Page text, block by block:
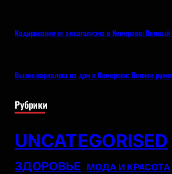
Кодирование от алкоголизма в Кемерово: Полный
Вызов нарколога на дом в Кемерово: Полное
Рубрики
UNCATEGORISED
ЗДОРОВЬЕ МОДА И КРАСОТА